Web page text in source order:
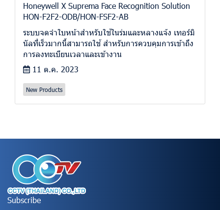
Honeywell X Suprema Face Recognition Solution
HON-F2F2-ODB/HON-FSF2-AB
ระบบจดจำใบหน้าสำหรับใช้ในร่มและหลางแจ้ง เทอร์มิ
นัลที่เร็วมากนี้สามารถใช้ สำหรับการควบคุมการเข้าถึง
การลงทะเบียนเวลาและเข้างาน
11 ต.ค. 2023
New Products
Subscribe